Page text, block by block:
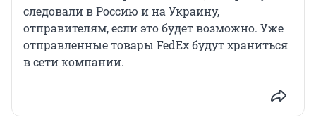
следовали в Россию и на Украину,
отправителям, если это будет возможно. Уже
отправленные товары FedEx будут храниться
в сети компании.